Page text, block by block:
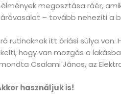
megosztása ráér,
– tovább nehezíti a
rutinoknak itt óriási súlya
hogy van mozgás a
Csalami János, az
használjuk is!